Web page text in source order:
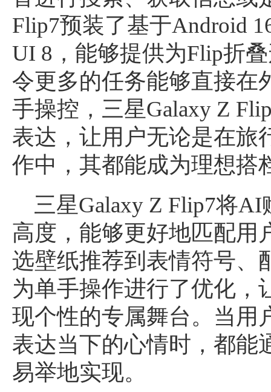
Flip7预装了基于Android
UI 8，能够提供为Flip折
令更多的任务能够直接在
手操控，三星Galaxy Z
表达，让用户无论是在旅
作中，其都能成为理想搭
三星Galaxy Z Flip7将
高度，能够更好地匹配用
选壁纸推荐到表情符号、
为单手操作进行了优化，
现个性的专属舞台。当用
表达当下的心情时，都能
易举地实现。